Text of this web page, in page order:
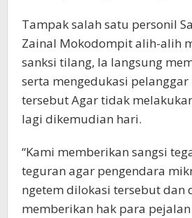
Tampak salah satu personil
Zainal Mokodompit alih-alih
sanksi tilang, Ia langsung
serta mengedukasi
tersebut Agar tidak
lagi dikemudian hari.
“Kami memberikan sangsi
teguran agar pengendara
ngetem dilokasi tersebut dan
memberikan hak para